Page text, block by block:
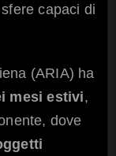
capaci di
(ARIA) ha
mesi estivi,
dove